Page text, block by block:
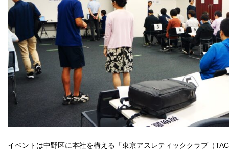
イベントは中野区に本社を構える「東京アスレティッククラブ（